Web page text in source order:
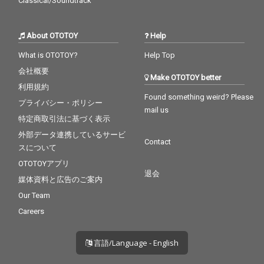
About OTOTOY
What is OTOTOY?
会社概要
利用規約
プライバシー・ポリシー
特定商取引法に基づく表示
外部データ連携しているサービ
スについて
OTOTOYアプリ
媒体資料と広告のご案内
Our Team
Careers
Help
Help Top
Make OTOTOY better
Found something weird? Please
mail us
Contact
退会
言語/Language - English